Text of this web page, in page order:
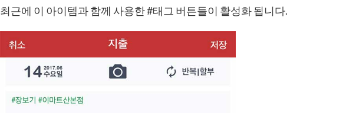
최근에 이 아이템과 함께 사용한 #태그 버튼들이 활성화 됩니다.